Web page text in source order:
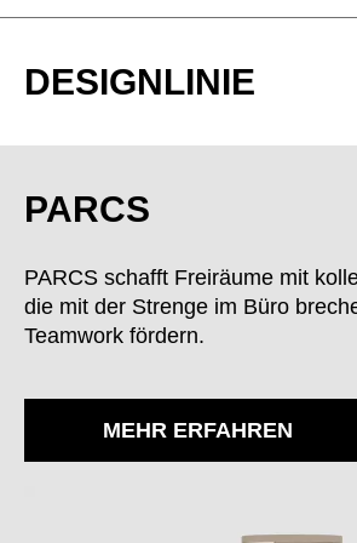
DESIGNLINIE
PARCS
PARCS schafft Freiräume mit
die mit der Strenge im Büro
Teamwork fördern.
MEHR ERFAHREN